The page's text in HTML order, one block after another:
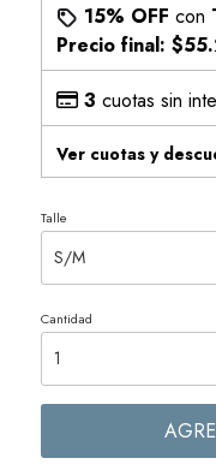
15% OFF con
Precio final:
3 cuotas sin
Ver cuotas y
Talle
Cantidad